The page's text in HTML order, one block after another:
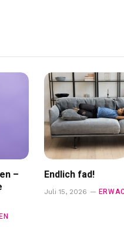
–
Endlich fad!
Juli 15, 2026